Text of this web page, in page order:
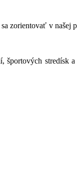
zorientovať v
športových stredísk